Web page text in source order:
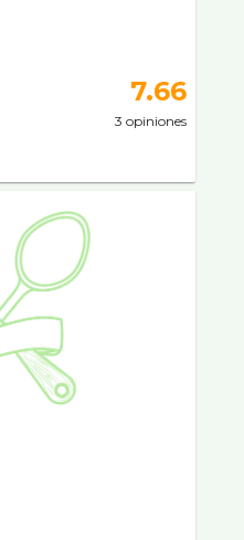
7.66
3 opiniones